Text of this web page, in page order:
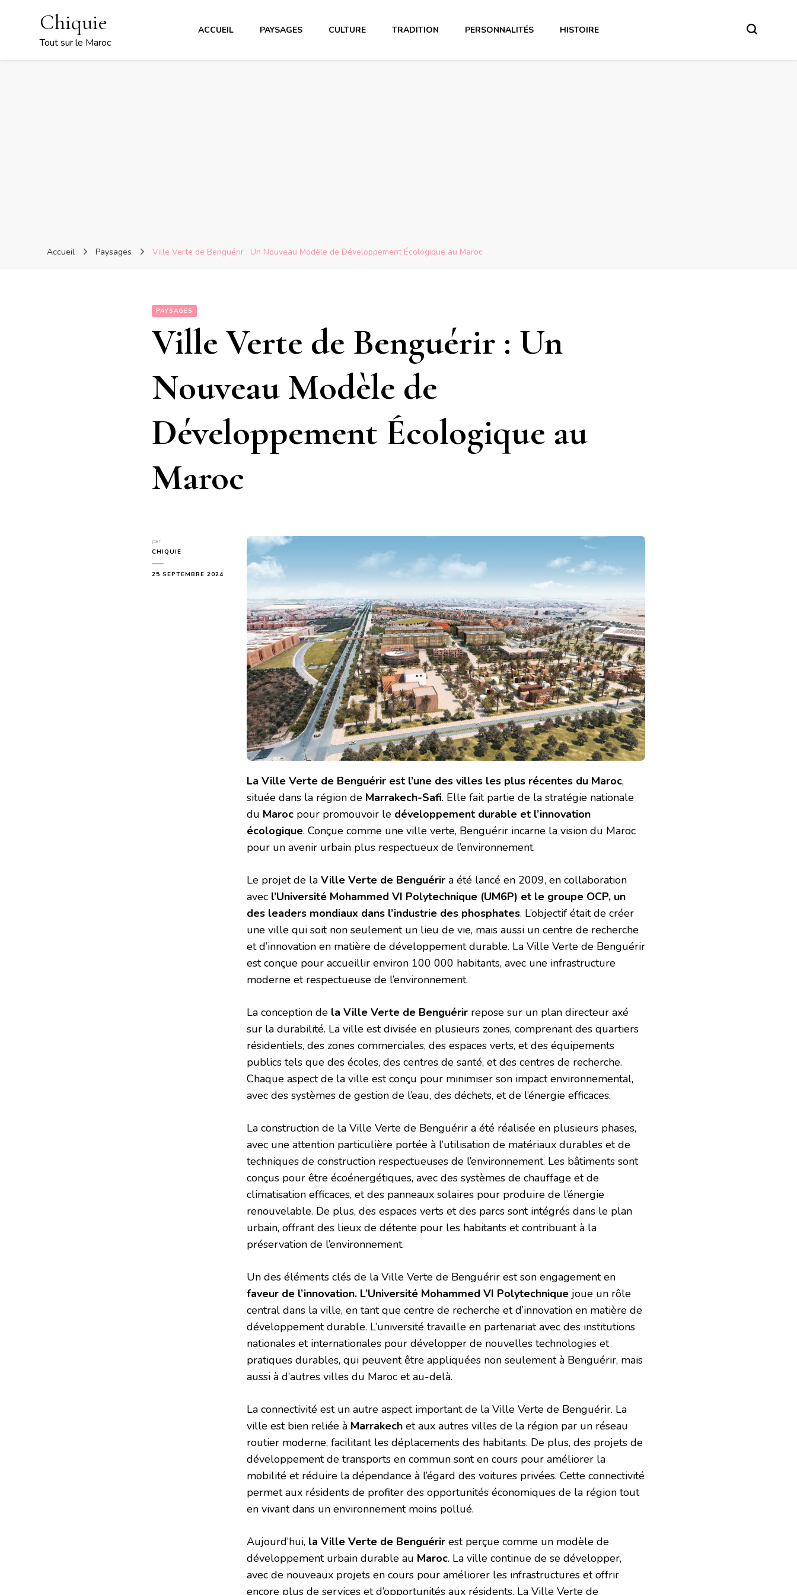
Chiquie
Tout sur le Maroc
ACCUEIL PAYSAGES CULTURE TRADITION PERSONNALITÉS HISTOIRE
Accueil Paysages Ville Verte de Benguérir : Un Nouveau Modèle de Développement Écologique au Maroc
PAYSAGES
Ville Verte de Benguérir : Un
Nouveau Modèle de
Développement Écologique au
Maroc
par
CHIQUIE
25 SEPTEMBRE 2024
La Ville Verte de Benguérir est l’une des villes les plus récentes du Maroc,
située dans la région de Marrakech-Safi. Elle fait partie de la stratégie nationale
du Maroc pour promouvoir le développement durable et l’innovation
écologique. Conçue comme une ville verte, Benguérir incarne la vision du Maroc
pour un avenir urbain plus respectueux de l’environnement.
Le projet de la Ville Verte de Benguérir a été lancé en 2009, en collaboration
avec l’Université Mohammed VI Polytechnique (UM6P) et le groupe OCP, un
des leaders mondiaux dans l’industrie des phosphates. L’objectif était de créer
une ville qui soit non seulement un lieu de vie, mais aussi un centre de recherche
et d’innovation en matière de développement durable. La Ville Verte de Benguérir
est conçue pour accueillir environ 100 000 habitants, avec une infrastructure
moderne et respectueuse de l’environnement.
La conception de la Ville Verte de Benguérir repose sur un plan directeur axé
sur la durabilité. La ville est divisée en plusieurs zones, comprenant des quartiers
résidentiels, des zones commerciales, des espaces verts, et des équipements
publics tels que des écoles, des centres de santé, et des centres de recherche.
Chaque aspect de la ville est conçu pour minimiser son impact environnemental,
avec des systèmes de gestion de l’eau, des déchets, et de l’énergie efficaces.
La construction de la Ville Verte de Benguérir a été réalisée en plusieurs phases,
avec une attention particulière portée à l’utilisation de matériaux durables et de
techniques de construction respectueuses de l’environnement. Les bâtiments sont
conçus pour être écoénergétiques, avec des systèmes de chauffage et de
climatisation efficaces, et des panneaux solaires pour produire de l’énergie
renouvelable. De plus, des espaces verts et des parcs sont intégrés dans le plan
urbain, offrant des lieux de détente pour les habitants et contribuant à la
préservation de l’environnement.
Un des éléments clés de la Ville Verte de Benguérir est son engagement en
faveur de l’innovation. L’Université Mohammed VI Polytechnique joue un rôle
central dans la ville, en tant que centre de recherche et d’innovation en matière de
développement durable. L’université travaille en partenariat avec des institutions
nationales et internationales pour développer de nouvelles technologies et
pratiques durables, qui peuvent être appliquées non seulement à Benguérir, mais
aussi à d’autres villes du Maroc et au-delà.
La connectivité est un autre aspect important de la Ville Verte de Benguérir. La
ville est bien reliée à Marrakech et aux autres villes de la région par un réseau
routier moderne, facilitant les déplacements des habitants. De plus, des projets de
développement de transports en commun sont en cours pour améliorer la
mobilité et réduire la dépendance à l’égard des voitures privées. Cette connectivité
permet aux résidents de profiter des opportunités économiques de la région tout
en vivant dans un environnement moins pollué.
Aujourd’hui, la Ville Verte de Benguérir est perçue comme un modèle de
développement urbain durable au Maroc. La ville continue de se développer,
avec de nouveaux projets en cours pour améliorer les infrastructures et offrir
encore plus de services et d’opportunités aux résidents. La Ville Verte de